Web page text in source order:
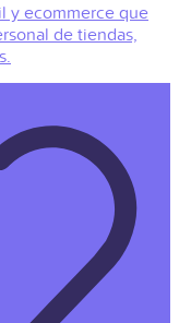
y ecommerce que
de tiendas,